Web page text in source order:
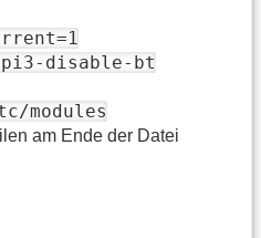
disable-bt
modules
am Ende der Datei